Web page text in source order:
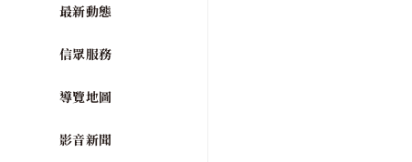
最新動態
信眾服務
導覽地圖
影音新聞